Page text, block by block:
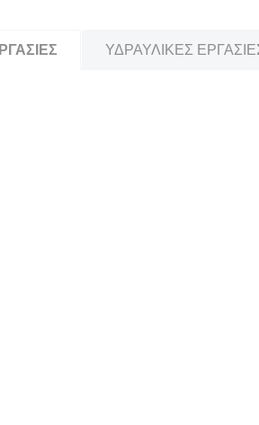
ΥΔΡΑΥΛΙΚΕΣ